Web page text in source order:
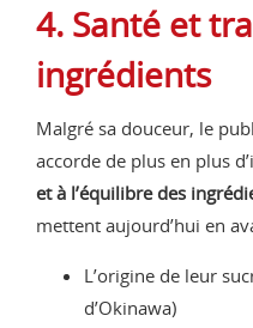
4. Santé et
ingrédients
Malgré sa douceur, le
accorde de plus en plus
et à l’équilibre des
mettent aujourd’hui en
L’origine de leur
d’Okinawa)